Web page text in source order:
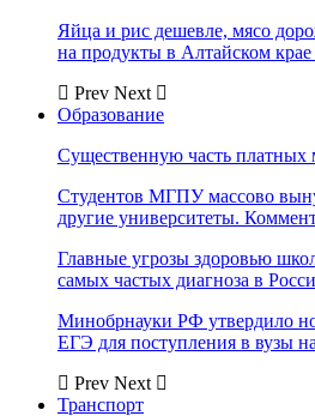
Яйца и рис дешевле, мясо
на продукты в Алтайском
Prev Next
Образование
Существенную часть платных
Студентов МГПУ массово
другие университеты.
Главные угрозы здоровью
самых частых диагноза в
Минобрнауки РФ утвердило
ЕГЭ для поступления в вузы
Prev Next
Транспорт